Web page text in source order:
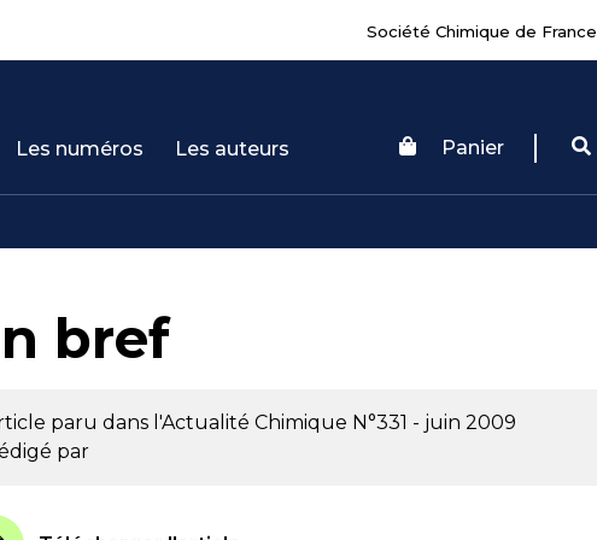
Société Chimique de France
Les numéros Les auteurs Panier
bref
paru dans l'Actualité Chimique N°331 - juin 2009
par